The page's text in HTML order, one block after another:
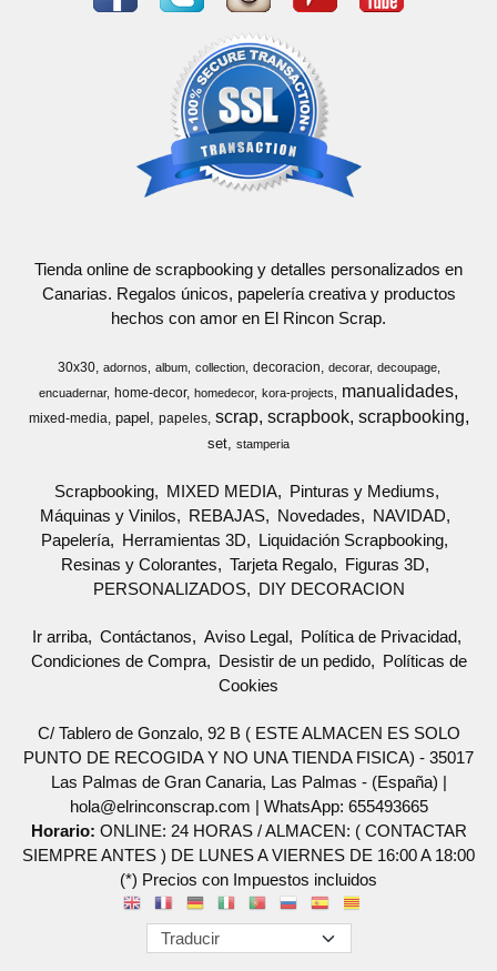
Tienda online de scrapbooking y detalles personalizados en
Canarias. Regalos únicos, papelería creativa y productos
hechos con amor en El Rincon Scrap.
30x30 adornos album collection decoracion decorar
decoupage
encuadernar
home-decor homedecor kora-projects manualidades
mixed-media papel papeles scrap scrapbook scrapbooking
set stamperia
Scrapbooking MIXED MEDIA
Pinturas y Mediums
Máquinas y Vinilos
REBAJAS Novedades
NAVIDAD
Papelería
Herramientas 3D
Liquidación Scrapbooking
Resinas y Colorantes
Tarjeta Regalo
Figuras 3D
PERSONALIZADOS
DIY DECORACION
Ir arriba Contáctanos Aviso Legal
Política de Privacidad
Condiciones de Compra
Desistir de un pedido
Políticas de
Cookies
C/ Tablero de Gonzalo, 92 B ( ESTE ALMACEN ES SOLO
PUNTO DE RECOGIDA Y NO UNA TIENDA FISICA) - 35017
Las Palmas de Gran Canaria, Las Palmas - (España) |
hola@elrinconscrap.com | WhatsApp: 655493665
Horario: ONLINE: 24 HORAS / ALMACEN: ( CONTACTAR
SIEMPRE ANTES ) DE LUNES A VIERNES DE 16:00 A 18:00
(*) Precios con Impuestos incluidos